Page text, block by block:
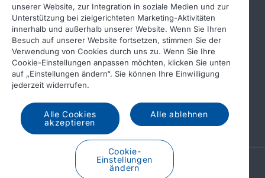
© 2026 DAF
Rechtlicher Hinweis
Datenschutzerklärung
DAF und Cookies
Income Tax Report
A PACCAR COMPANY
unserer Website, zur Integration in soziale Medien und zur
Unterstützung bei zielgerichteten Marketing-Aktivitäten
innerhalb und außerhalb unserer Website. Wenn Sie Ihren
Besuch auf unserer Website fortsetzen, stimmen Sie der
Verwendung von Cookies durch uns zu. Wenn Sie Ihre
Cookie-Einstellungen anpassen möchten, klicken Sie unten
auf „Einstellungen ändern“. Sie können Ihre Einwilligung
jederzeit widerrufen.
Alle Cookies
akzeptieren
Alle ablehnen
Cookie-
Einstellungen
ändern